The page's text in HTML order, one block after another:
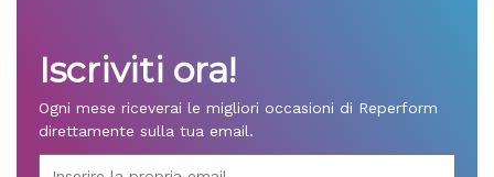
Iscriviti ora!
Ogni mese riceverai le migliori occasioni di Reperform
direttamente sulla tua email.